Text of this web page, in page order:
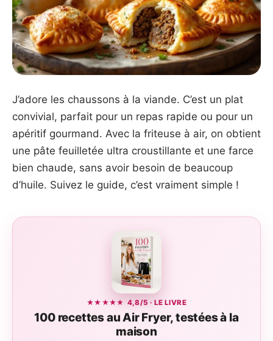
J’adore les chaussons à la viande. C’est un plat
convivial, parfait pour un repas rapide ou pour un
apéritif gourmand. Avec la friteuse à air, on obtient
une pâte feuilletée ultra croustillante et une farce
bien chaude, sans avoir besoin de beaucoup
d’huile. Suivez le guide, c’est vraiment simple !
★★★★★ 4,8/5 · LE LIVRE
100 recettes au Air Fryer, testées à la
maison